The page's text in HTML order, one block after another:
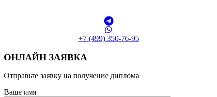
+7 (499) 350-76-95
ОНЛАЙН ЗАЯВКА
Отправьте заявку на получение диплома
Ваше имя